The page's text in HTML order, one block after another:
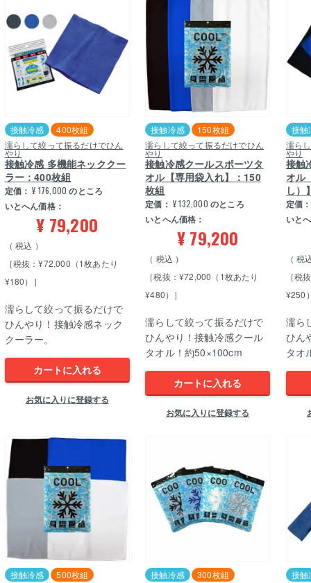
接触冷感
400枚組
濡らして絞って振るだけでひん
やり
接触冷感 多機能ネッククー
ラー：400枚組
定価： ¥ 176,000 のところ
いとへん価格：
¥ 79,200
税込
［税抜：¥72,000（1枚あたり
¥180）］
濡らして絞って振るだけで
ひんやり！接触冷感ネック
クーラー。
カートに入れる
お気に入りに登録する
接触冷感
150枚組
濡らして絞って振るだけでひん
やり
接触冷感クールスポーツタ
オル【専用袋入れ】：150
枚組
定価： ¥ 132,000 のところ
いとへん価格：
¥79,200
税込
［税抜：¥72,000（1枚あたり
¥480）］
濡らして絞って振るだけで
ひんやり！接触冷感クール
タオル！約50×100cm
カートに入れる
お気に入りに登録する
接触
濡ら
やり
接触
オル
し）
定価：
いと
税
［税
¥250
濡ら
ひん
タオ
接触冷感
500枚組
接触冷感
300枚組
接触